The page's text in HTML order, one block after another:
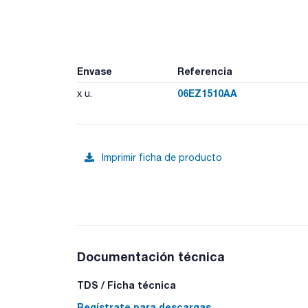
Envase Referencia
x u. 06EZ1510AA
Imprimir ficha de producto
Documentación técnica
TDS / Ficha técnica